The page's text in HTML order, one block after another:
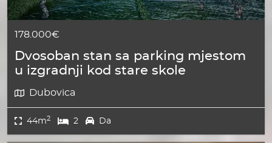
178.000€
Dvosoban stan sa parking mjestom
u izgradnji kod stare skole
Dubovica
44m2 2 Da